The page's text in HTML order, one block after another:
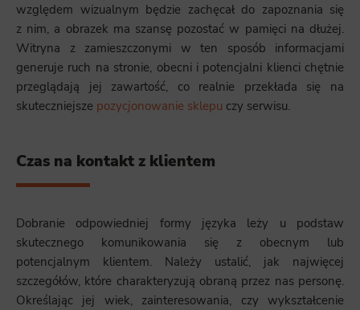
względem wizualnym będzie zachęcał do zapoznania się
z nim, a obrazek ma szansę pozostać w pamięci na dłużej.
Witryna z zamieszczonymi w ten sposób informacjami
generuje ruch na stronie, obecni i potencjalni klienci chętnie
przeglądają jej zawartość, co realnie przekłada się na
skuteczniejsze pozycjonowanie sklepu czy serwisu.
Czas na kontakt z klientem
Dobranie odpowiedniej formy języka leży u podstaw
skutecznego komunikowania się z obecnym lub
potencjalnym klientem. Należy ustalić, jak najwięcej
szczegółów, które charakteryzują obraną przez nas personę.
Określając jej wiek, zainteresowania, czy wykształcenie